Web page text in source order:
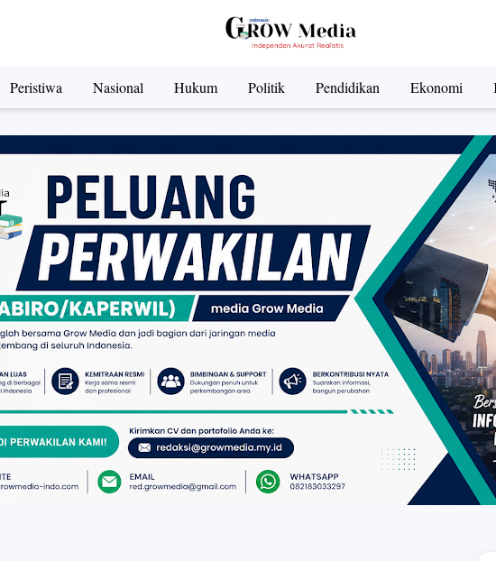
Peristiwa Nasional Hukum Politik Pendidikan Ekonomi